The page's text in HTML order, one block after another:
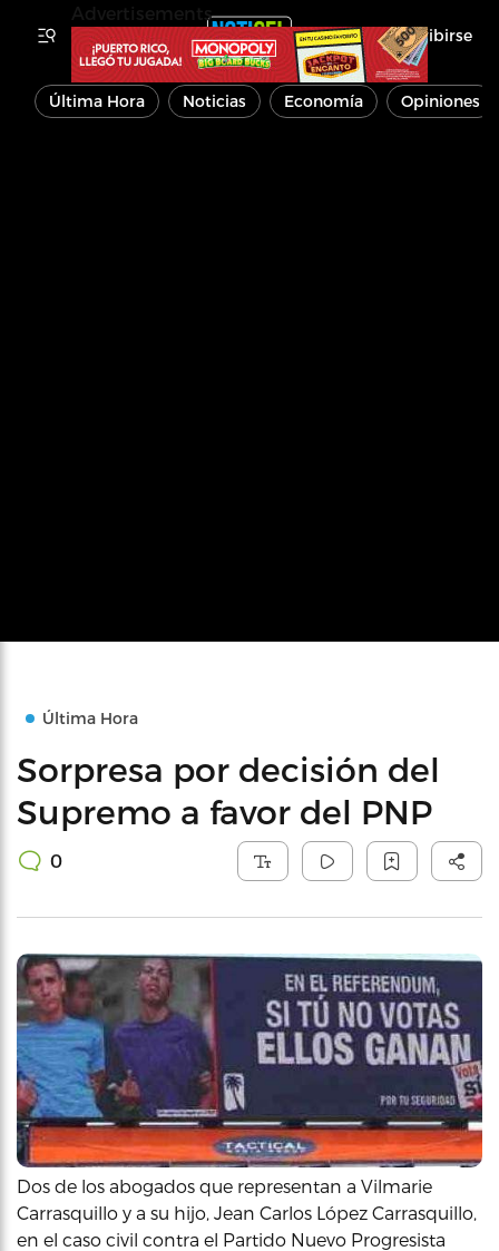
Inscribirse
Última Hora Noticias Economía Opiniones
Última Hora
Sorpresa por decisión del
Supremo a favor del PNP
0
Dos de los abogados que representan a Vilmarie
Carrasquillo y a su hijo, Jean Carlos López Carrasquillo,
en el caso civil contra el Partido Nuevo Progresista
Advertisements